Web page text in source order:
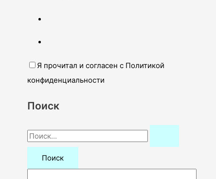
Я прочитал и согласен с Политикой
конфиденциальности
Поиск
П
о